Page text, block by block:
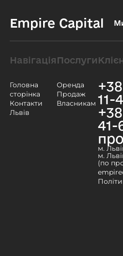
Empire Capital
Навігація
Головна
сторінка
Контакти
Львів
Послуги
Оренда
Продаж
Власникам 11-
41-
м.
м.
(по